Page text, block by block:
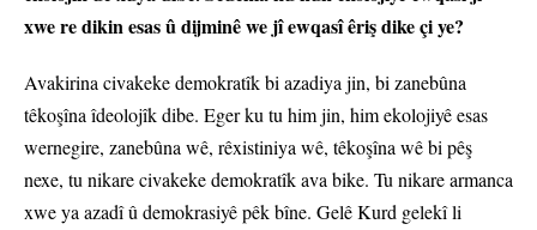
xwe re dikin esas û dijminê we jî ewqasî êriş dike çi ye?
Avakirina civakeke demokratîk bi azadiya jin, bi zanebûna
têkoşîna îdeolojîk dibe. Eger ku tu him jin, him ekolojiyê esas
wernegire, zanebûna wê, rêxistiniya wê, têkoşîna wê bi pêş
nexe, tu nikare civakeke demokratîk ava bike. Tu nikare armanca
xwe ya azadî û demokrasiyê pêk bîne. Gelê Kurd gelekî li